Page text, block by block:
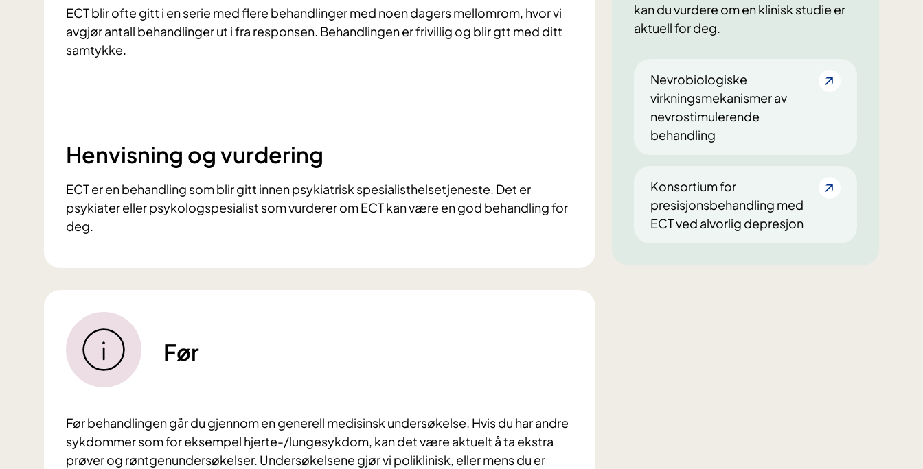
ECT blir ofte gitt i en serie med flere behandlinger med noen dagers mellomrom, hvor vi
avgjør antall behandlinger ut i fra responsen. Behandlingen er frivillig og blir gtt med ditt
samtykke.
Henvisning og vurdering
ECT er en behandling som blir gitt innen psykiatrisk spesialisthelsetjeneste. Det er
psykiater eller psykologspesialist som vurderer om ECT kan være en god behandling for
deg.
kan du vurdere om en klinisk studie er
aktuell for deg.
Nevrobiologiske
virkningsmekanismer av
nevrostimulerende
behandling
Konsortium for
presisjonsbehandling med
ECT ved alvorlig depresjon
Før
Før behandlingen går du gjennom en generell medisinsk undersøkelse. Hvis du har andre
sykdommer som for eksempel hjerte-/lungesykdom, kan det være aktuelt å ta ekstra
prøver og røntgenundersøkelser. Undersøkelsene gjør vi poliklinisk, eller mens du er